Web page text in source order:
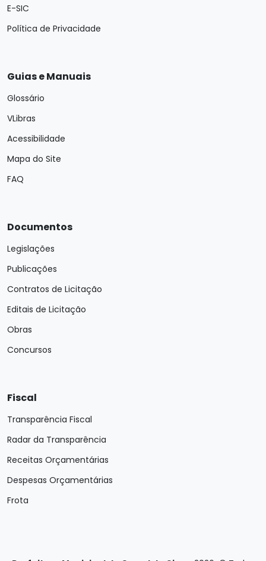
E-SIC
Política de Privacidade
Guias e Manuais
Glossário
VLibras
Acessibilidade
Mapa do Site
FAQ
Documentos
Legislações
Publicações
Contratos de Licitação
Editais de Licitação
Obras
Concursos
Fiscal
Transparência Fiscal
Radar da Transparência
Receitas Orçamentárias
Despesas Orçamentárias
Frota